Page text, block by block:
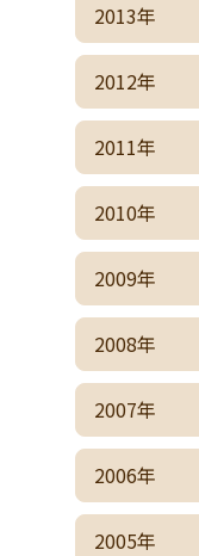
2013年
2012年
2011年
2010年
2009年
2008年
2007年
2006年
2005年